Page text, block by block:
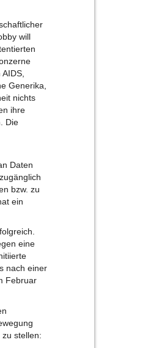
will
Generika,
nichts
ihre
Die
Daten
bzw. zu
ein
eine
nach einer
Februar
stellen: